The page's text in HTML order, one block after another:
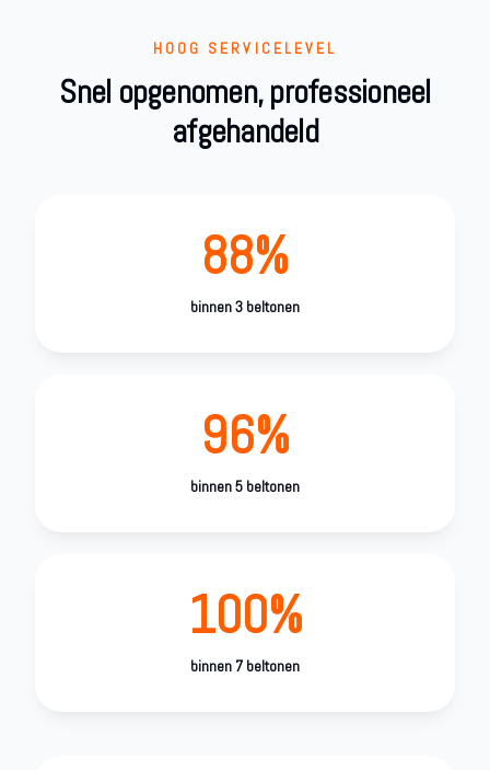
HOOG SERVICELEVEL
Snel opgenomen, professioneel
afgehandeld
88%
binnen 3 beltonen
96%
binnen 5 beltonen
100%
binnen 7 beltonen